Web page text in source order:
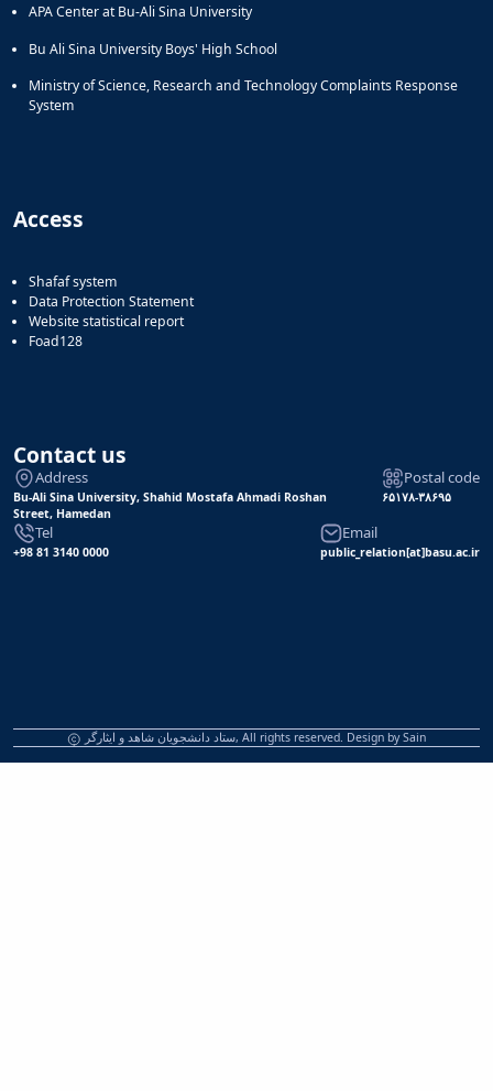
APA Center at Bu-Ali Sina University
Bu Ali Sina University Boys' High School
Ministry of Science, Research and Technology Complaints Response
System
Access
Shafaf system
Data Protection Statement
Website statistical report
Foad128
Contact us
Address
Bu-Ali Sina University, Shahid Mostafa Ahmadi Roshan
Street, Hamedan
Postal code
۶۵۱۷۸-۳۸۶۹۵
Tel
+98 81 3140 0000
Email
public_relation[at]basu.ac.ir
ستاد دانشجویان شاهد و ایثارگر, All rights reserved. Design bySain